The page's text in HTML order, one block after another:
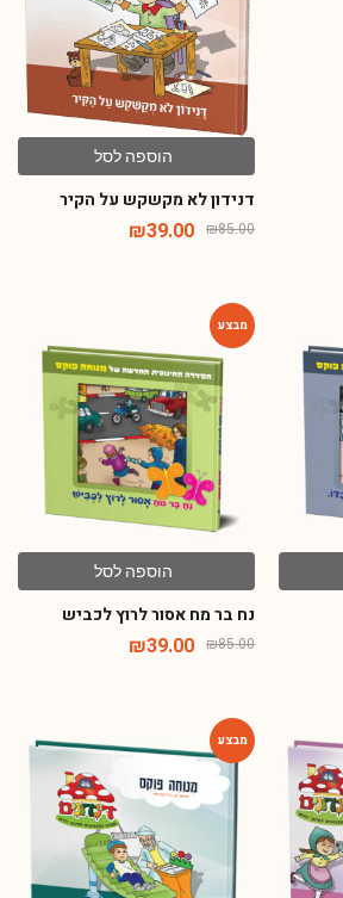
הוספה לסל
דנידון לא מקשקש על הקיר
₪85.00
₪39.00
הוספה לסל
נח בר מח אסור לרוץ לכביש
₪85.00
₪39.00